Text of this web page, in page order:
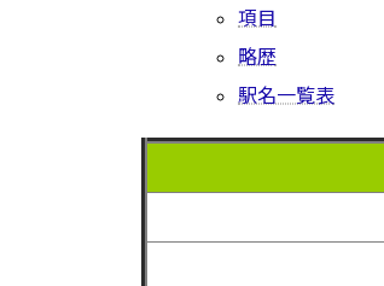
項目
略歴
駅名一覧表